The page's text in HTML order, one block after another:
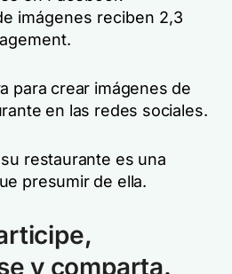
imágenes reciben 2,3
para crear imágenes de
en las redes sociales.
restaurante es una
presumir de ella.
y comparta.